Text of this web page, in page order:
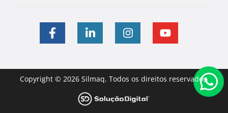
Copyright © 2026 Silmaq. Todos os direitos reservados.